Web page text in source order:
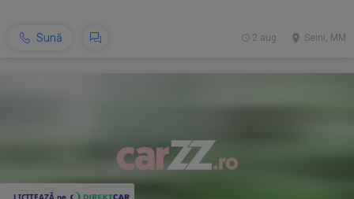
Sună Seini, MM
2 aug.